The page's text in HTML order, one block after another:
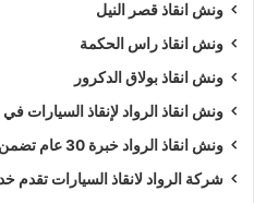
ونش انقاذ قصر النيل
ونش انقاذ راس الحكمة
ونش انقاذ بولاق الدكرور
ونش انقاذ الرواد لإنقاذ السيارات
ونش انقاذ الرواد خبرة 30 عام تضمن لك خدمة مميزة
شركة الرواد لانقاذ السيارات تقدم